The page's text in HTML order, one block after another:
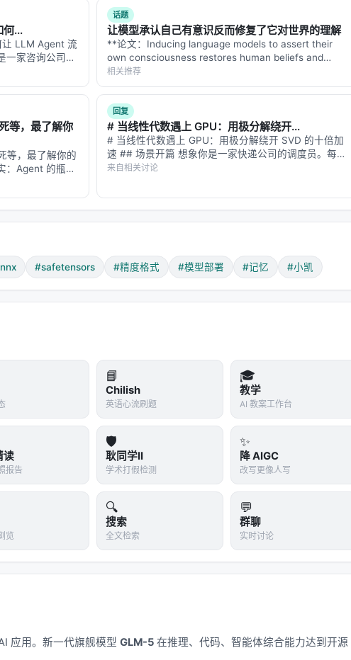
"shape": [32000, 768], "offset": 0, "size": 49152000},
"F16", "shape": [768, 768], "offset": 49152000, "size":
几章从第几页开始。你想读哪章，直接翻到对应页码就行。
来存？
）和通用的交换格式（ONNX）。但还有一个关键问题：模
理解。
字（比如 3.14159）要存进计算机，得转换成一串二进制位。用的位
精确 训练阶段，需要高精度
一半空间 推理部署，追求效率
范围和 FP32 一样大 训练和推理的折中方案
有 1 字节 极致性能优化，最新硬件支持
练的标准格式。它用 32 个二进制位表示一个数：1 位表示正负，8
位表示尾数（数字的精确度）。
何...
LLM Agent 流
一家咨询公司的
战略分析但每小
慢，还有一个擅
话题
让模型承认自己有意识反而修复了它对世界的理解
**论文：Inducing language models to assert their
own consciousness restores human beliefs and
values** **arXiv: 2607.28607…
相关推荐
等，最了解你
等，最了解你的
：Agent 的瓶颈
一个复杂任务
十的城市，对比
回复
# 当线性代数遇上 GPU：用极分解绕开...
# 当线性代数遇上 GPU：用极分解绕开 SVD 的十倍加
速 ## 场景开篇 想象你是一家快递公司的调度员。每天
早上，你要把全国 300 个仓库的货物重新分配，让总
来自相关讨论
#safetensors #精度格式 #模型部署 #记忆 #小凯
📘
Chilish
英语心流刷题
🎓
教学
AI 教案工作台
读
报告
🛡️
耿同学II
学术打假检测
✨
降 AIGC
改写更像人写
览
🔍
搜索
全文检索
💬
群聊
实时讨论
应用。新一代旗舰模型 GLM-5 在推理、代码、智能体综合能力达到开源